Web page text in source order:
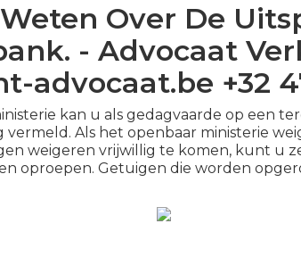
Over De
- Advocaat
advocaat.be +32
kan u als gedagvaarde op een
vermeld. Als het openbaar ministerie
weigeren vrijwillig te komen, kunt u
oproepen. Getuigen die worden